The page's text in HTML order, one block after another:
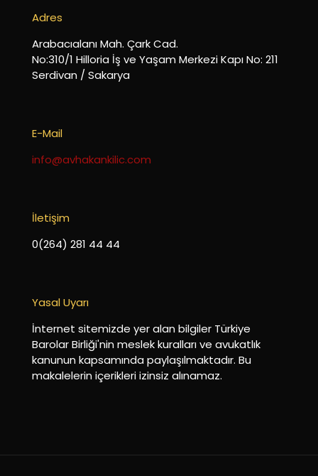
Adres
Arabacıalanı Mah. Çark Cad.
No:310/1 Hilloria İş ve Yaşam Merkezi Kapı No: 211
Serdivan / Sakarya
E-Mail
info@avhakankilic.com
İletişim
0(264) 281 44 44
Yasal Uyarı
İnternet sitemizde yer alan bilgiler Türkiye
Barolar Birliği'nin meslek kuralları ve avukatlık
kanunun kapsamında paylaşılmaktadır. Bu
makalelerin içerikleri izinsiz alınamaz.